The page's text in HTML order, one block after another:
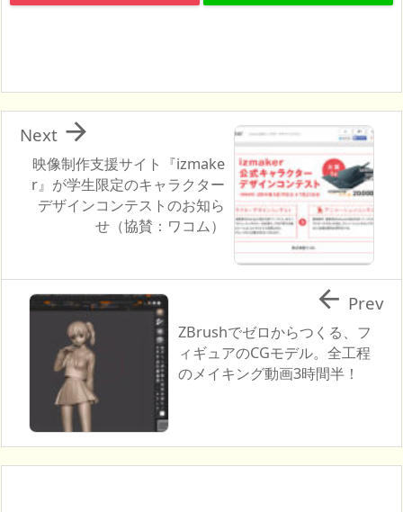
映像制作支援サイト『izmake
r』が学生限定のキャラクター
デザインコンテストのお知ら
せ（協賛：ワコム）

Next
ZBrushでゼロからつくる、フ
ィギュアのCGモデル。全工程
のメイキング動画3時間半！
 Prev